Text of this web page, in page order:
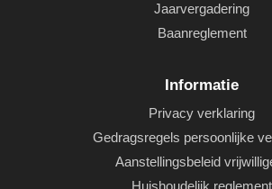
Jaarvergadering
Baanreglement
Informatie
Privacy verklaring
Gedragsregels persoonlijke
Aanstellingsbeleid
Huishoudelijk reglement